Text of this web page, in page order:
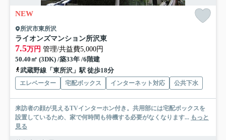
NEW
所沢市東所沢
ライオンズマンション所沢東
7.5万円 管理/共益費5,000円
50.40㎡ (3DK) /築33年 /6階建
武蔵野線「東所沢」駅 徒歩18分
エレベーター 宅配ボックス インターネット対応 公共下水
来訪者の顔が見えるTVインターホン付き。共用部には宅配ボックスを
設置しているため、家で何時間も待機する必要がなくなります... もっと
見る